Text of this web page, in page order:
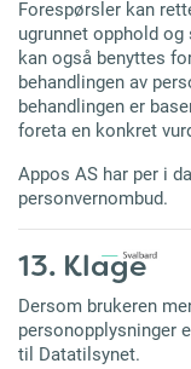
Forespørsler kan
ugrunnet opphold og
kan også benyttes
behandlingen av
behandlingen er
foreta en konkret
Appos AS har per i
personvernombud.
13. Klage
Dersom brukeren
personopplysninger
til Datatilsynet.